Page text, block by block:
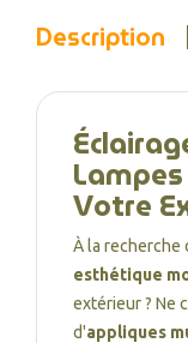
Description
Votre
À la recherche
esthétique
extérieur ? Ne
d'appliques